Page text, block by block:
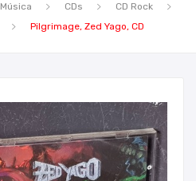
Música CDs
CD Rock
Pilgrimage, Zed Yago, CD